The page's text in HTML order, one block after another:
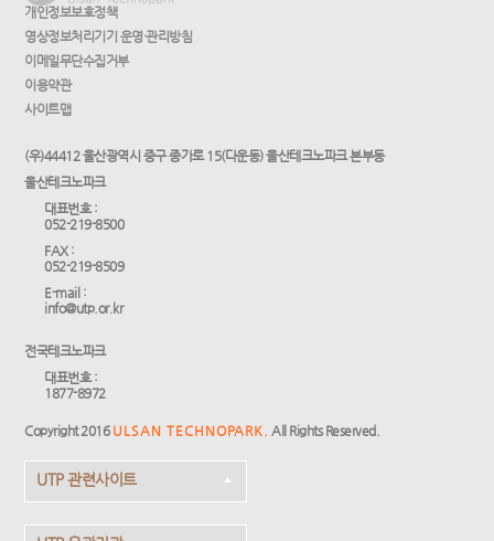
개인정보보호정책
영상정보처리기기 운영·관리방침
이메일무단수집거부
이용약관
사이트맵
(우)44412 울산광역시 중구 종가로 15(다운동) 울산테크노파크 본부동
울산테크노파크
대표번호 :
052-219-8500
FAX :
052-219-8509
E-mail :
info@utp.or.kr
전국테크노파크
대표번호 :
1877-8972
Copyright 2016 ULSAN TECHNOPARK. All Rights Reserved.
UTP 관련사이트